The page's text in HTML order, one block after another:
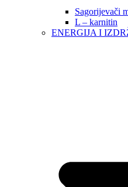
Sagorijevači
L – karnitin
ENERGIJA I